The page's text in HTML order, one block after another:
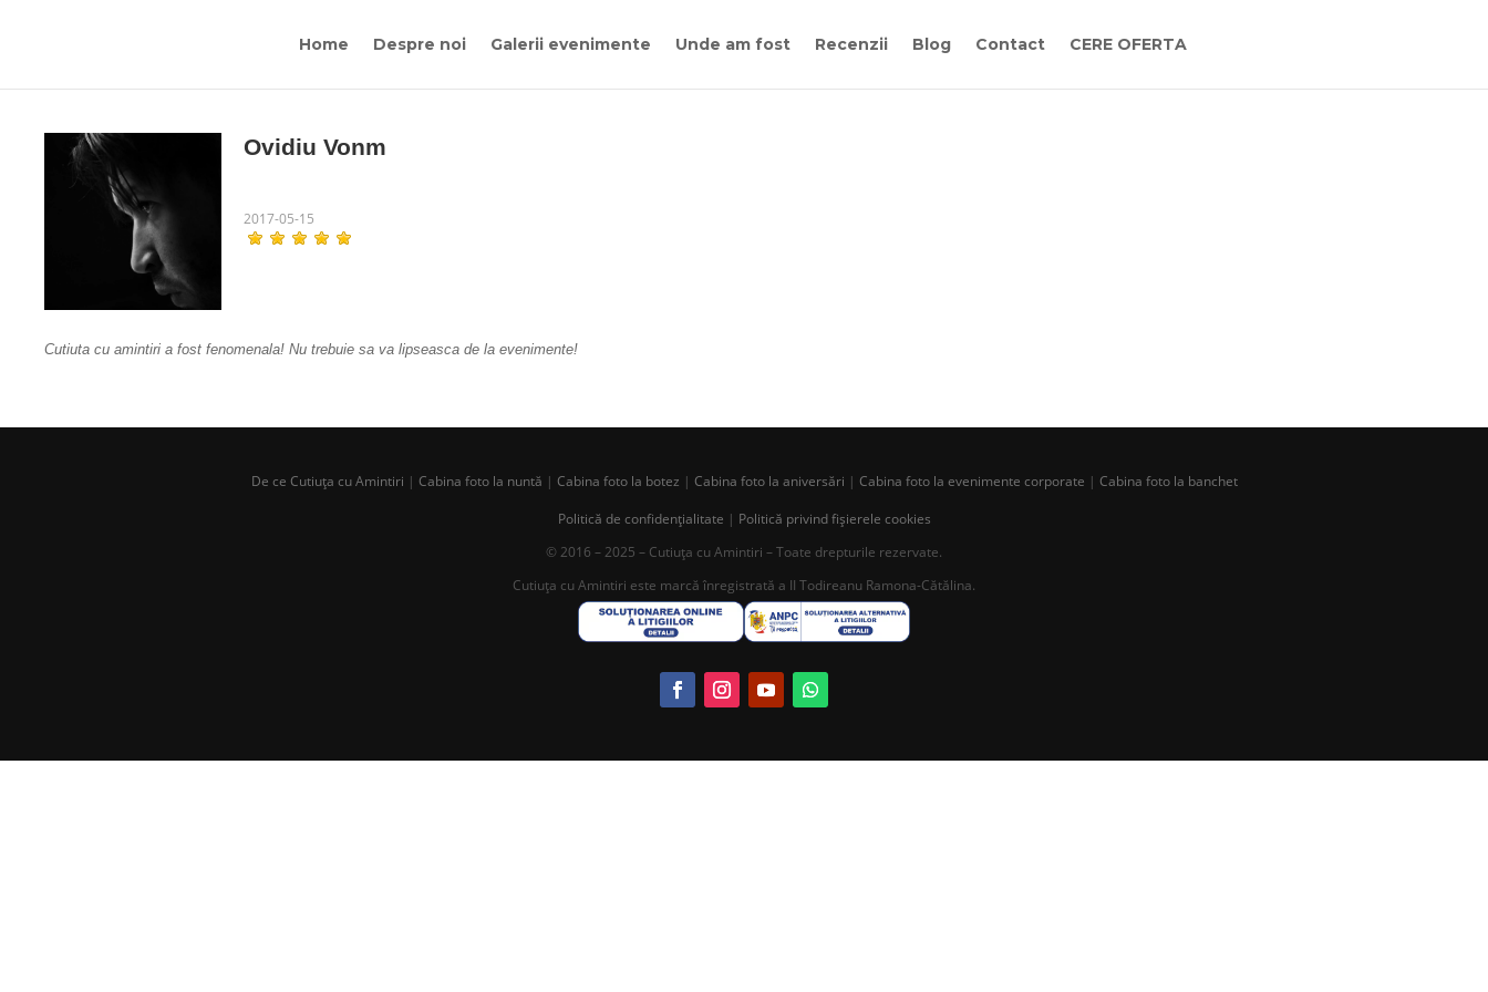
Home Despre noi Galerii evenimente Unde am fost Recenzii Blog Contact CERE OFERTA
Ovidiu Vonm
2017-05-15
Cutiuta cu amintiri a fost fenomenala! Nu trebuie sa va lipseasca de la evenimente!
De ce Cutiuța cu Amintiri | Cabina foto la nuntă | Cabina foto la botez | Cabina foto la aniversări | Cabina foto la evenimente corporate | Cabina foto la banchet
Politică de confidențialitate | Politică privind fișierele cookies
© 2016 – 2025 – Cutiuța cu Amintiri – Toate drepturile rezervate.
Cutiuța cu Amintiri este marcă înregistrată a II Todireanu Ramona-Cătălina.